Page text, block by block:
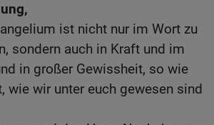
ist nicht nur im Wort zu
sondern auch in Kraft und im
in großer Gewissheit, so wie
wie wir unter euch gewesen sind